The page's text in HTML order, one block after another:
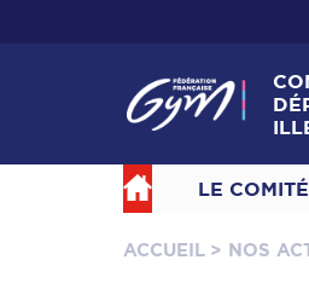
LE COMITÉ
ACCUEIL > NOS